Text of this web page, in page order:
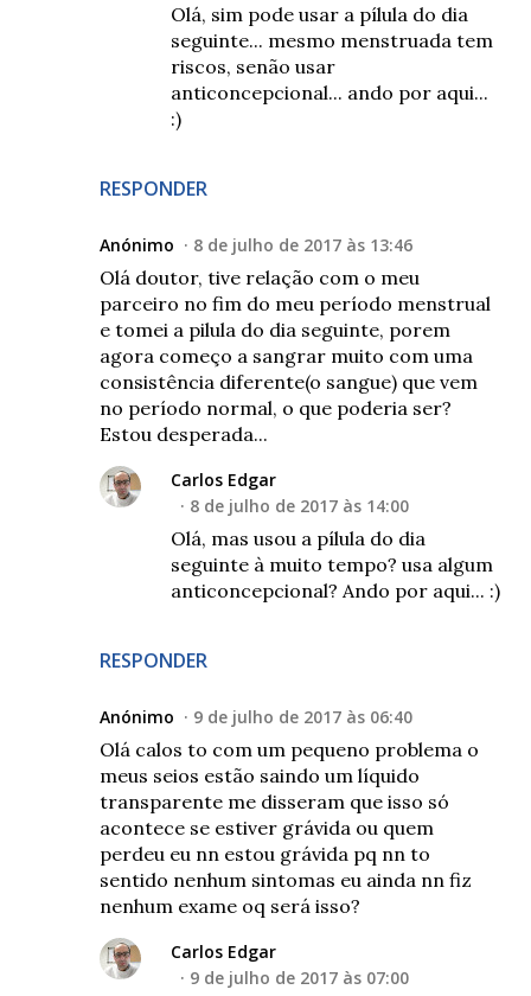
RESPONDER
Olá, sim pode usar a pílula do dia
seguinte... mesmo menstruada tem
riscos, senão usar
anticoncepcional... ando por aqui...
:)
Anónimo 8 de julho de 2017 às 13:46
Olá doutor, tive relação com o meu
parceiro no fim do meu período menstrual
e tomei a pilula do dia seguinte, porem
agora começo a sangrar muito com uma
consistência diferente(o sangue) que vem
no período normal, o que poderia ser?
Estou desperada...
RESPONDER
Carlos Edgar
8 de julho de 2017 às 14:00
Olá, mas usou a pílula do dia
seguinte à muito tempo? usa algum
anticoncepcional? Ando por aqui... :)
Anónimo 9 de julho de 2017 às 06:40
Olá calos to com um pequeno problema o
meus seios estão saindo um líquido
transparente me disseram que isso só
acontece se estiver grávida ou quem
perdeu eu nn estou grávida pq nn to
sentido nenhum sintomas eu ainda nn fiz
nenhum exame oq será isso?
Carlos Edgar
9 de julho de 2017 às 07:00